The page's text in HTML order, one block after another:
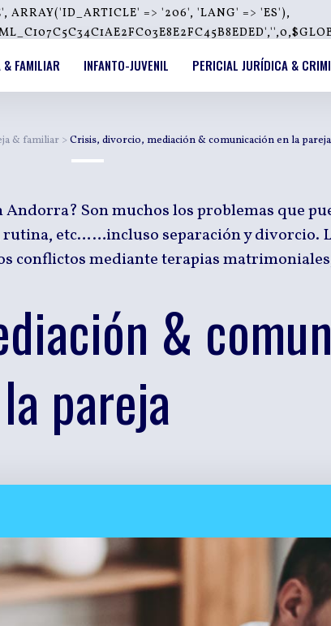
ARRAY('ID_ARTICLE' => '206', 'LANG' => 'ES'),
& FAMILIAR INFANTO-JUVENIL PERICIAL JURÍDICA &
& familiar> Crisis, divorcio, mediación & comunicación en la pareja
Son muchos los problemas que
etc……incluso separación y divorcio.
conflictos mediante terapias
&
la pareja